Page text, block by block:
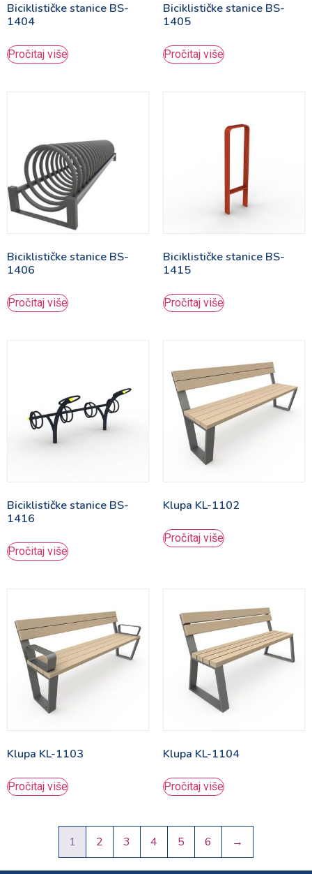
Biciklističke stanice BS-
1404
Pročitaj više
Biciklističke stanice BS-
1405
Pročitaj više
Biciklističke stanice BS-
1406
Pročitaj više
Biciklističke stanice BS-
1415
Pročitaj više
Biciklističke stanice BS-
1416
Pročitaj više
Klupa KL-1102
Pročitaj više
Klupa KL-1103
Pročitaj više
Klupa KL-1104
Pročitaj više
1 2 3 4 5 6 →